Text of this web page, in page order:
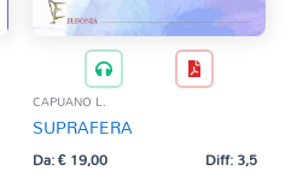
CAPUANO L.
SUPRAFERA
Da:€19,00 Diff: 3,5